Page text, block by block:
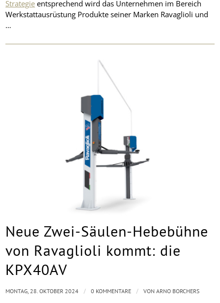
Strategie entsprechend wird das Unternehmen im Bereich
Werkstattausrüstung Produkte seiner Marken Ravaglioli und
…
Neue Zwei-Säulen-Hebebühne
von Ravaglioli kommt: die
KPX40AV
MONTAG, 28. OKTOBER 2024 / 0 KOMMENTARE / VONARNO BORCHERS